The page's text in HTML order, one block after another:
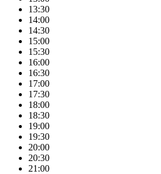
13:30
14:00
14:30
15:00
15:30
16:00
16:30
17:00
17:30
18:00
18:30
19:00
19:30
20:00
20:30
21:00